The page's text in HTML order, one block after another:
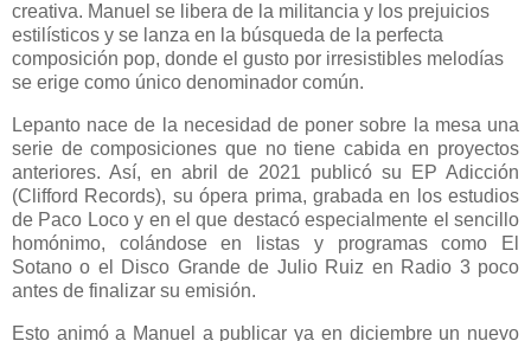
creativa. Manuel se libera de la militancia y los prejuicios
estilísticos y se lanza en la búsqueda de la perfecta
composición pop, donde el gusto por irresistibles melodías
se erige como único denominador común.
Lepanto nace de la necesidad de poner sobre la mesa una
serie de composiciones que no tiene cabida en proyectos
anteriores. Así, en abril de 2021 publicó su EP Adicción
(Clifford Records), su ópera prima, grabada en los estudios
de Paco Loco y en el que destacó especialmente el sencillo
homónimo, colándose en listas y programas como El
Sotano o el Disco Grande de Julio Ruiz en Radio 3 poco
antes de finalizar su emisión.
Esto animó a Manuel a publicar ya en diciembre un nuevo